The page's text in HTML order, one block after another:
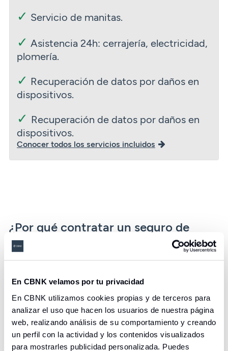
En CBNK velamos por tu privacidad
En CBNK utilizamos cookies propias y de terceros para
analizar el uso que hacen los usuarios de nuestra página
web, realizando análisis de su comportamiento y creando
un perfil con la actividad y los contenidos visualizados
para mostrarles publicidad personalizada. Puedes
✓ Servicio de manitas.
✓ Asistencia 24h: cerrajería, electricidad,
plomería.
✓ Recuperación de datos por daños en
dispositivos.
✓ Recuperación de datos por daños en
dispositivos.
Conocer todos los servicios incluidos
¿Por qué contratar un seguro de
Hogar con A.M.A.?
A.M.A. es la mutua líder en seguros para
experiencia brindando soluciones a medida.